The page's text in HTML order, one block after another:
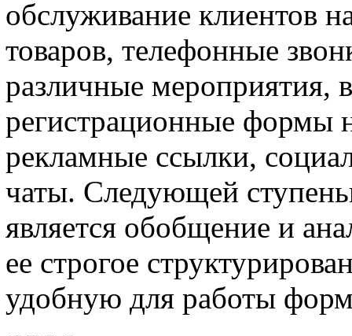
обслуживание клиентов
товаров, телефонные
различные мероприятия,
регистрационные формы
рекламные ссылки,
чаты. Следующей
является обобщение и
ее строгое
удобную для работы